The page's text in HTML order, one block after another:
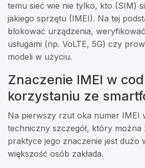
temu sieć wie nie tylko, kto (SIM)
jakiego sprzętu (IMEI). Na tej
blokować urządzenia,
usługami (np. VoLTE, 5G) czy
modeli w użyciu.
Znaczenie IMEI w
korzystaniu ze
Na pierwszy rzut oka numer IMEI
techniczny szczegół, który można
praktyce jego znaczenie jest dużo
większość osób zakłada.